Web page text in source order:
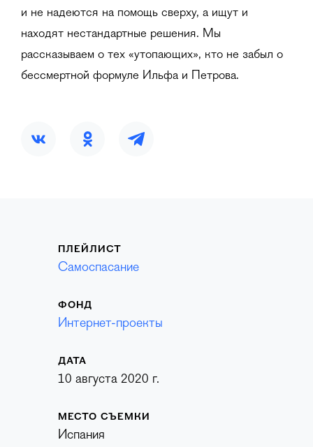
и не надеются на помощь сверху, а ищут и
находят нестандартные решения. Мы
рассказываем о тех «утопающих», кто не забыл о
бессмертной формуле Ильфа и Петрова.
ПЛЕЙЛИСТ
Самоспасание
ФОНД
Интернет-проекты
ДАТА
10 августа 2020 г.
МЕСТО СЪЕМКИ
Испания